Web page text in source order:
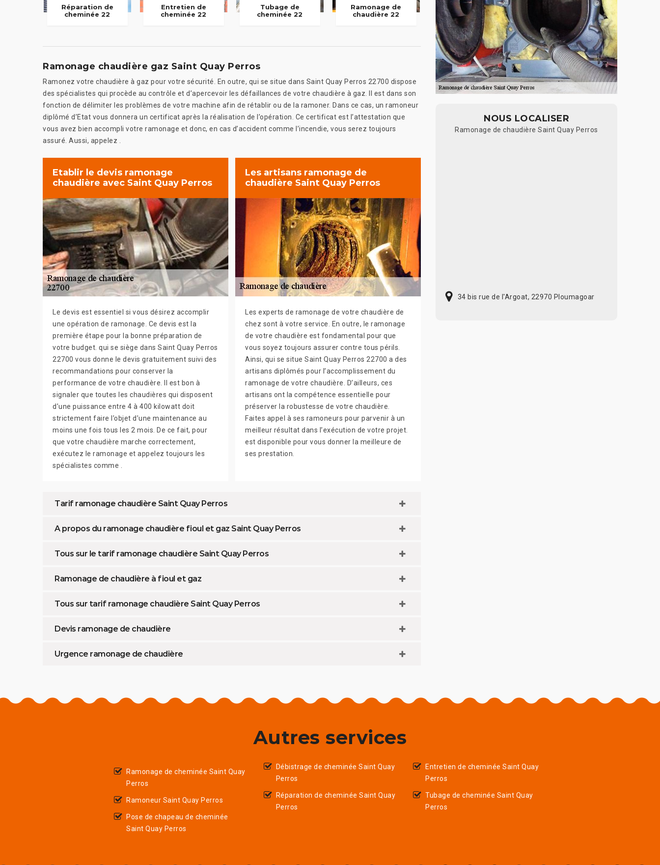
Réparation de
cheminée 22
Entretien de
cheminée 22
Tubage de
cheminée 22
Ramonage de
chaudière 22
Ramonage chaudière gaz Saint Quay Perros
Ramonez votre chaudière à gaz pour votre sécurité. En outre, qui se situe dans Saint Quay Perros 22700 dispose
des spécialistes qui procède au contrôle et d’apercevoir les défaillances de votre chaudière à gaz. Il est dans son
fonction de délimiter les problèmes de votre machine afin de rétablir ou de la ramoner. Dans ce cas, un ramoneur
diplômé d’Etat vous donnera un certificat après la réalisation de l’opération. Ce certificat est l’attestation que
vous avez bien accompli votre ramonage et donc, en cas d’accident comme l’incendie, vous serez toujours
assuré. Aussi, appelez .
Etablir le devis ramonage
chaudière avec Saint Quay Perros
Le devis est essentiel si vous désirez accomplir
une opération de ramonage. Ce devis est la
première étape pour la bonne préparation de
votre budget. qui se siège dans Saint Quay Perros
22700 vous donne le devis gratuitement suivi des
recommandations pour conserver la
performance de votre chaudière. Il est bon à
signaler que toutes les chaudières qui disposent
d’une puissance entre 4 à 400 kilowatt doit
strictement faire l’objet d’une maintenance au
moins une fois tous les 2 mois. De ce fait, pour
que votre chaudière marche correctement,
exécutez le ramonage et appelez toujours les
spécialistes comme .
Les artisans ramonage de
chaudière Saint Quay Perros
Les experts de ramonage de votre chaudière de
chez sont à votre service. En outre, le ramonage
de votre chaudière est fondamental pour que
vous soyez toujours assurer contre tous périls.
Ainsi, qui se situe Saint Quay Perros 22700 a des
artisans diplômés pour l’accomplissement du
ramonage de votre chaudière. D’ailleurs, ces
artisans ont la compétence essentielle pour
préserver la robustesse de votre chaudière.
Faites appel à ses ramoneurs pour parvenir à un
meilleur résultat dans l’exécution de votre projet.
est disponible pour vous donner la meilleure de
ses prestation.
Tarif ramonage chaudière Saint Quay Perros
A propos du ramonage chaudière fioul et gaz Saint Quay Perros
Tous sur le tarif ramonage chaudière Saint Quay Perros
Ramonage de chaudière à fioul et gaz
Tous sur tarif ramonage chaudière Saint Quay Perros
Devis ramonage de chaudière
Urgence ramonage de chaudière
NOUS LOCALISER
Ramonage de chaudière Saint Quay Perros
34 bis rue de l'Argoat, 22970 Ploumagoar
Autres services
Ramonage de cheminée Saint Quay
Perros
Ramoneur Saint Quay Perros
Pose de chapeau de cheminée
Saint Quay Perros
Débistrage de cheminée Saint Quay
Perros
Réparation de cheminée Saint Quay
Perros
Entretien de cheminée Saint Quay
Perros
Tubage de cheminée Saint Quay
Perros